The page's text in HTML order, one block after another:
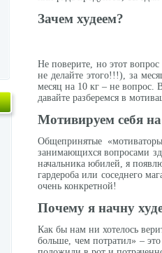
Зачем худеем?
Не поверите, но этот
не делайте этого!!!), за
месяц на 10 кг – не вопрос.
давайте разберемся в
Мотивируем себя
Общепринятые
занимающихся вопросами
начальника юбилей, я
гардероба или соседнего
очень конкретной!
Почему я начну
Как бы нам ни хотелось
больше, чем потратил» –